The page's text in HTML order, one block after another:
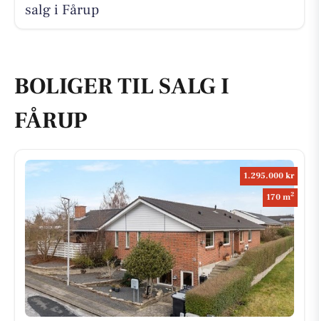
salg i Fårup
BOLIGER TIL SALG I
FÅRUP
1.295.000 kr
170 m2